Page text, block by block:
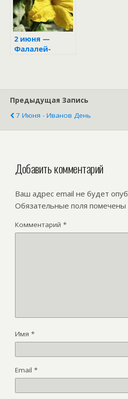
2 июня —
Фалалей-
Предыдущая Запись
7 Июня - Иванов День
Добавить комментарий
Ваш адрес email не будет
Обязательные поля помечены
Комментарий *
Имя *
Email *